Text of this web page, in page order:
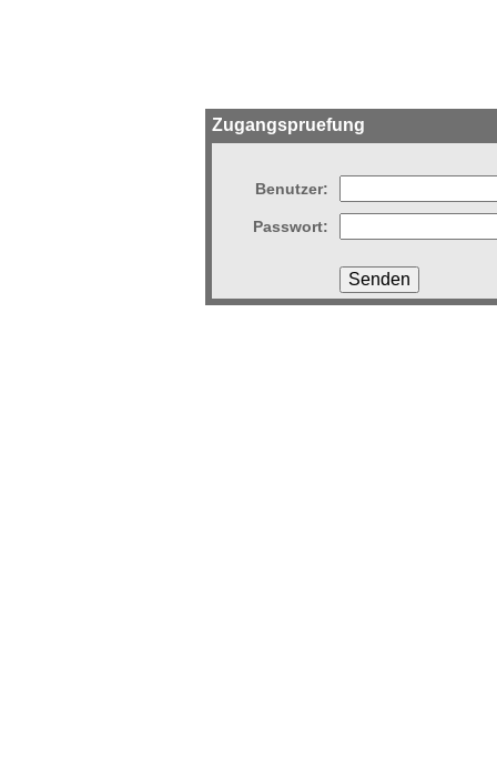
Zugangspruefung
Benutzer:
Passwort: